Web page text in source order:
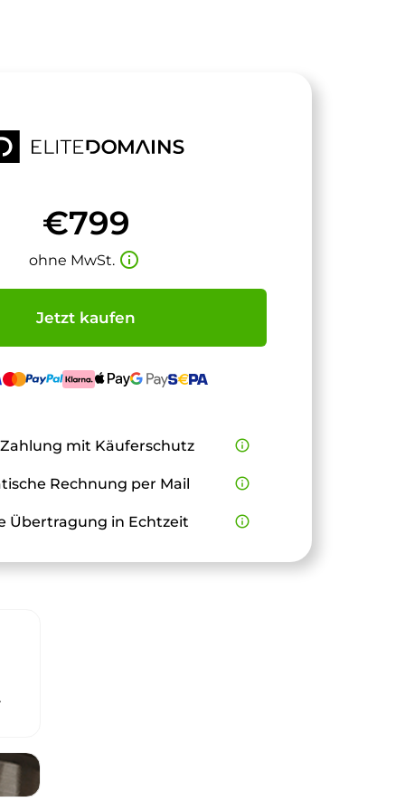
€799
ohne MwSt. info_outline
Jetzt kaufen
mit Käuferschutz info_outline
Rechnung per Mail info_outline
Übertragung in Echtzeit info_outline